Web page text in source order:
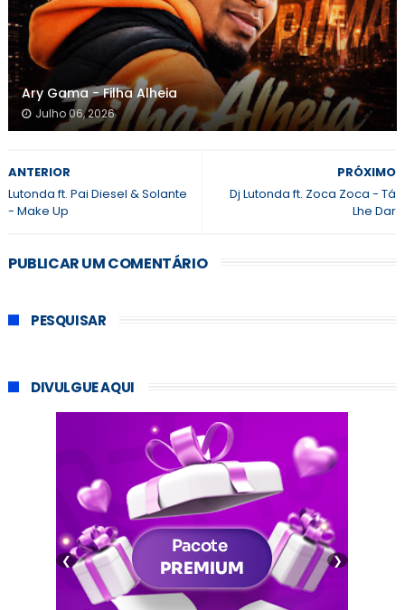
Ary Gama - Filha Alheia
Julho 06, 2026
PRÓXIMO
Dj Lutonda ft. Zoca Zoca - Tá
Lhe Dar
ANTERIOR
Lutonda ft. Pai Diesel & Solante
- Make Up
PUBLICAR UM COMENTÁRIO
PESQUISAR
DIVULGUE AQUI
❮ ❯